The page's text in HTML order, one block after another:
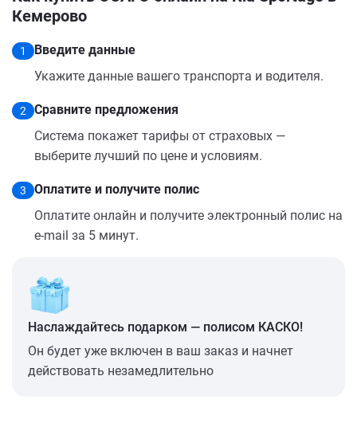
Кемерово
1
Введите данные
Укажите данные вашего транспорта и водителя.
2
Сравните предложения
Система покажет тарифы от страховых —
выберите лучший по цене и условиям.
3
Оплатите и получите полис
Оплатите онлайн и получите электронный полис на
e-mail за 5 минут.
Наслаждайтесь подарком — полисом КАСКО!
Он будет уже включен в ваш заказ и начнет
действовать незамедлительно